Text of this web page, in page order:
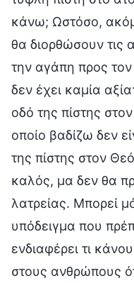
κάνω; Ωστόσο,
θα διορθώσουν τις
την αγάπη προς
δεν έχει καμία
οδό της πίστης
οποίο βαδίζω δεν
της πίστης στον
καλός, μα δεν θα
λατρείας. Μπορεί
υπόδειγμα που
ενδιαφέρει τι
στους ανθρώπους